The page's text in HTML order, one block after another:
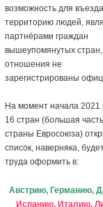
возможность для
территорию людей,
партнёрами граждан
вышеупомянутых стран,
отношения не
зарегистрированы
На момент начала 2021
16 стран (большая
страны Евросоюза)
список, наверняка,
труда оформить в:
Австрию, Германию,
Испанию, Италию,